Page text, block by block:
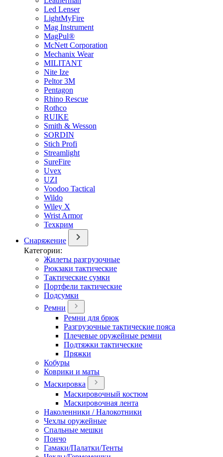
Led Lenser
LightMyFire
Mag Instrument
MagPul®
McNett Corporation
Mechanix Wear
MILITANT
Nite Ize
Peltor 3M
Pentagon
Rhino Rescue
Rothco
RUIKE
Smith & Wesson
SORDIN
Stich Profi
Streamlight
SureFire
Uvex
UZI
Voodoo Tactical
Wildo
Wiley X
Wrist Armor
Техкрим
Снаряжение
Категории:
Жилеты разгрузочные
Рюкзаки тактические
Тактические сумки
Портфели тактические
Подсумки
Ремни
Ремни для брюк
Разгрузочные тактические пояса
Плечевые оружейные ремни
Подтяжки тактические
Пряжки
Кобуры
Коврики и маты
Маскировка
Маскировочный костюм
Маскировочная лента
Наколенники / Налокотники
Чехлы оружейные
Спальные мешки
Пончо
Гамаки/Палатки/Тенты